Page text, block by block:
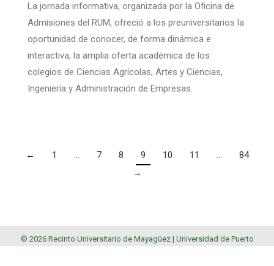
La jornada informativa, organizada por la Oficina de
Admisiones del RUM, ofreció a los preuniversitarios la
oportunidad de conocer, de forma dinámica e
interactiva, la amplia oferta académica de los
colegios de Ciencias Agrícolas, Artes y Ciencias,
Ingeniería y Administración de Empresas.
← 1 … 7 8 9 10 11 …
84
→
© 2026 Recinto Universitario de Mayagüez | Universidad de Puerto